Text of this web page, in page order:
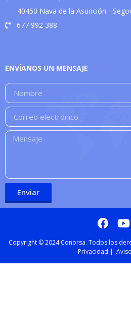
40450 Nava de la Asunción -
677 992 388
ENVÍANOS UN MENSAJE
Enviar
Copyright © 2024 Conorsa. Todos los
Privacidad |